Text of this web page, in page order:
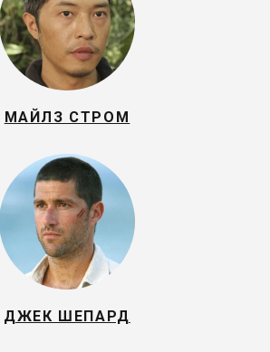
МАЙЛЗ СТРОМ
ДЖЕК ШЕПАРД